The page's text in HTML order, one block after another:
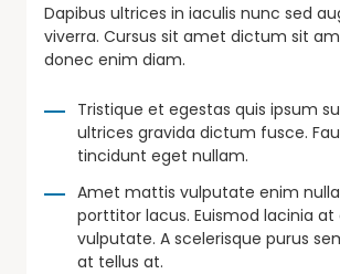
Dapibus ultrices in iaculis nunc sed
viverra. Cursus sit amet dictum sit
donec enim diam.
Tristique et egestas quis ipsum
ultrices gravida dictum fusce.
tincidunt eget nullam.
Amet mattis vulputate enim
porttitor lacus. Euismod lacinia at
vulputate. A scelerisque purus
at tellus at.